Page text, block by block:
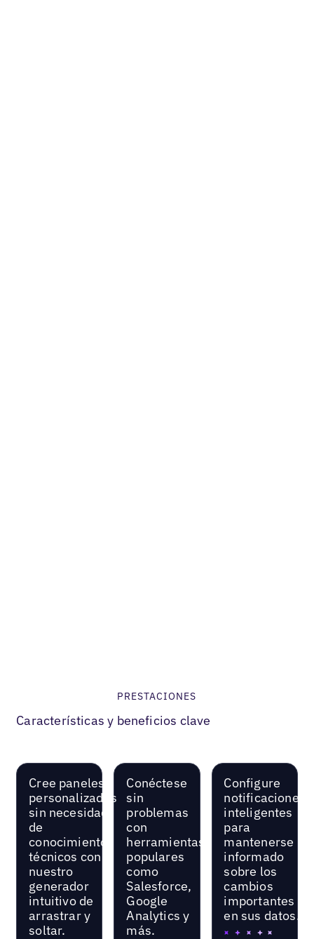
PRESTACIONES
Características y beneficios clave
Cree paneles
personalizados
sin necesidad
de
conocimientos
técnicos con
nuestro
generador
intuitivo de
arrastrar y
soltar.
Conéctese
sin
problemas
con
herramientas
populares
como
Salesforce,
Google
Analytics y
más.
Configure
notificaciones
inteligentes
para
mantenerse
informado
sobre los
cambios
importantes
en sus datos.